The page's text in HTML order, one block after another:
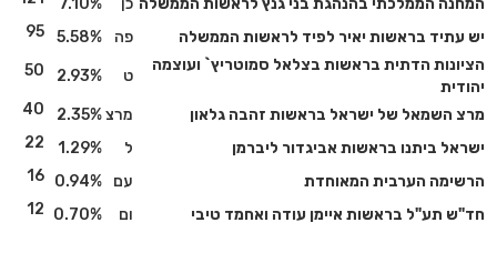
המחנה הממלכתי בהנהגת בני גנץ לראשות הממשלה כן 7.10%
יש עתיד בראשות יאיר לפיד לראשות הממשלה פה 5.58%
95
הציונות הדתית בראשות בצלאל סמוטריץ` ועוצמה
יהודית
2.93%
50
מרצ השמאל של ישראל בראשות זהבה גלאון מרצ2.35%
40
ישראל ביתנו בראשות אביגדור ליברמן 1.29%
22
הרשימה הערבית המאוחדת עם 0.94%
16
חד"ש תע"ל בראשות איימן עודה ואחמד טיבי ום 0.70%
12